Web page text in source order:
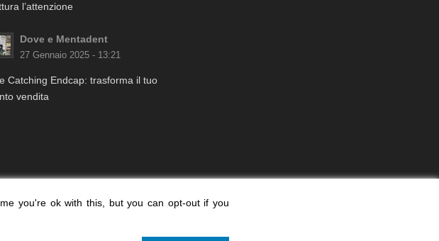
l’attenzione
Dove e Mentadent
27 Gennaio 2025 - 13:21
Catching Endcap: trasforma il tuo
vendita
you're ok with this, but you can opt-out if you